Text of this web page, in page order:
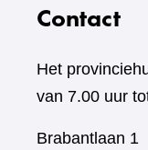
Contact
Het
van 7.00 uur
Brabantlaan 1